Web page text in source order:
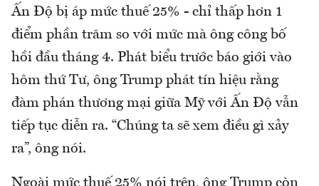
Ấn Độ bị áp mức thuế 25% - chỉ thấp hơn 1
điểm phần trăm so với mức mà ông công bố
hồi đầu tháng 4. Phát biểu trước báo giới vào
hôm thứ Tư, ông Trump phát tín hiệu rằng
đàm phán thương mại giữa Mỹ với Ấn Độ vẫn
tiếp tục diễn ra. “Chúng ta sẽ xem điều gì xảy
ra”, ông nói.
Ngoài mức thuế 25% nói trên, ông Trump còn